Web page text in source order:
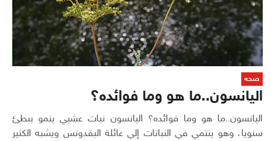
صحه
اليانسون..ما هو وما فوائده؟
اليانسون..ما هو وما فوائده؟ اليانسون نبات عشبي ينمو ببطئ
سنويا، وهو ينتمي في النباتات إلي عائلة البقدونس ويشبه الكثير